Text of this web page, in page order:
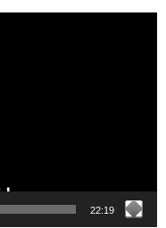
22:19